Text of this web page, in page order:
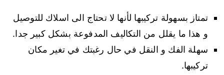
تمتاز بسهولة تركيبها لأنها لا تحتاج الى اسلاك للتوصيل
و هذا ما يقلل من التكاليف المدفوعة بشكل كبير جدا.
سهلة الفك و النقل في حال رغبتك في تغير مكان
تركيبها.